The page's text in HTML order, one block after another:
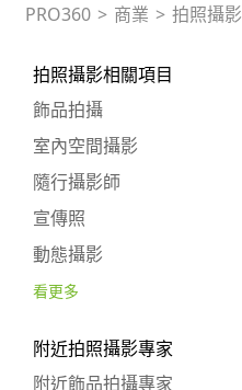
PRO360 > 商業 > 拍照攝影
拍照攝影相關項目
飾品拍攝
室內空間攝影
隨行攝影師
宣傳照
動態攝影
看更多
附近拍照攝影專家
附近飾品拍攝專家